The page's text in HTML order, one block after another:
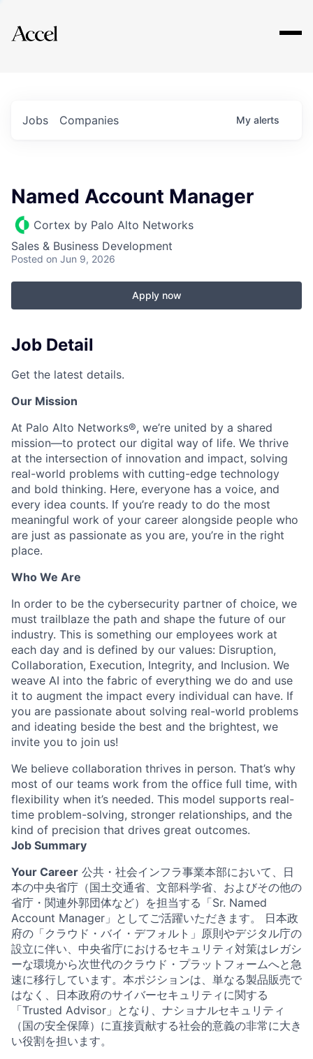
Explore
Jobs Companies My alerts
Named Account Manager
Cortex by Palo Alto Networks
Sales & Business Development
Posted on Jun 9, 2026
Apply now
Job Detail
Get the latest details.
Our Mission
At Palo Alto Networks®, we’re united by a shared
mission—to protect our digital way of life. We thrive
at the intersection of innovation and impact, solving
real-world problems with cutting-edge technology
and bold thinking. Here, everyone has a voice, and
every idea counts. If you’re ready to do the most
meaningful work of your career alongside people who
are just as passionate as you are, you’re in the right
place.
Who We Are
In order to be the cybersecurity partner of choice, we
must trailblaze the path and shape the future of our
industry. This is something our employees work at
each day and is defined by our values: Disruption,
Collaboration, Execution, Integrity, and Inclusion. We
weave AI into the fabric of everything we do and use
it to augment the impact every individual can have. If
you are passionate about solving real-world problems
and ideating beside the best and the brightest, we
invite you to join us!
We believe collaboration thrives in person. That’s why
most of our teams work from the office full time, with
flexibility when it’s needed. This model supports real-
time problem-solving, stronger relationships, and the
kind of precision that drives great outcomes.
Job Summary
Your Career 公共・社会インフラ事業本部において、日
本の中央省庁（国土交通省、文部科学省、およびその他の
省庁・関連外郭団体など）を担当する「Sr. Named
Account Manager」としてご活躍いただきます。 日本政
府の「クラウド・バイ・デフォルト」原則やデジタル庁の
設立に伴い、中央省庁におけるセキュリティ対策はレガシ
ーな環境から次世代のクラウド・プラットフォームへと急
速に移行しています。本ポジションは、単なる製品販売で
はなく、日本政府のサイバーセキュリティに関する
「Trusted Advisor」となり、ナショナルセキュリティ
（国の安全保障）に直接貢献する社会的意義の非常に大き
い役割を担います。